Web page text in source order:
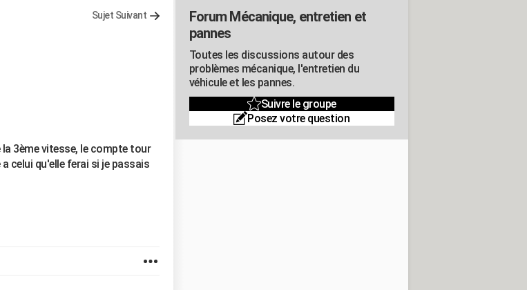
Sujet Suivant
la 3ème vitesse, le compte tour
celui qu'elle ferai si je passais
Forum Mécanique, entretien et
pannes
Toutes les discussions autour des
problèmes mécanique, l'entretien du
véhicule et les pannes.
Suivre le groupe
Posez votre question